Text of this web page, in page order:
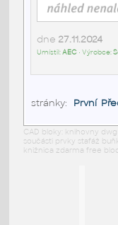
dne 27.11.2024
Umístil:AEC• Výrobce:
stránky: První
CAD bloky: knihovny
součásti prvky stafáž
knižnica zdarma free